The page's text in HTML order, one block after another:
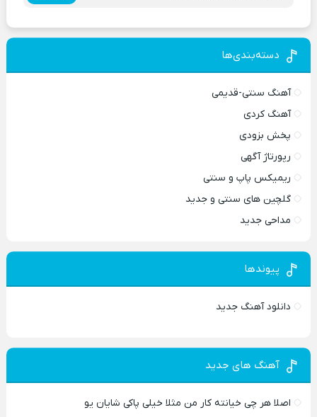
دسته‌بندی‌ها
آهنگ سنتی-قدیمی
آهنگ کردی
پخش بزودی
رپورتاژ آگهی
ریمیکس پاپ و سنتی
گلچین های سنتی و جدید
مداحی جدید
پیوندها
دانلود آهنگ جدید
آهنگ های جدید
اصلا هر چی خیانته کار من مثلا خیلی پاکی شایان یو